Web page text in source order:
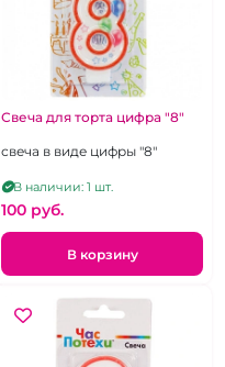
Свеча для торта цифра "8"
свеча в виде цифры "8"
В наличии: 1 шт.
100 pуб.
В корзину